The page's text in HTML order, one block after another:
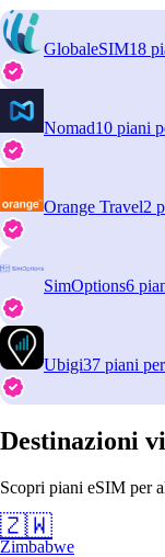
GlobaleSIM18
Nomad10 piani
Orange Travel2
SimOptions6
Ubigi37 piani
Destinazioni
Scopri piani eSIM per
🇿🇼
Zimbabwe